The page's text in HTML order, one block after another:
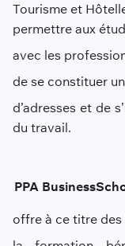
Tourisme et
permettre aux
avec les
de se constituer
d’adresses et de
du travail.
PPA Business
offre à ce titre des